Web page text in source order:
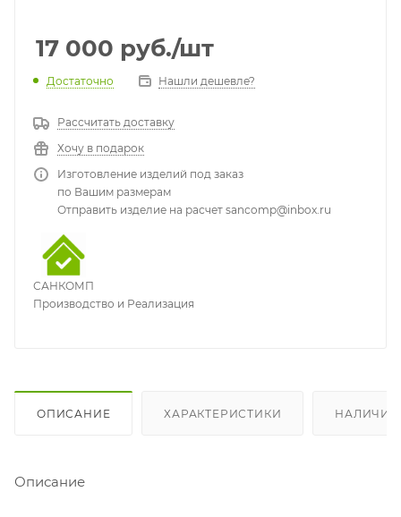
17 000 руб./шт
Достаточно Нашли дешевле?
Рассчитать доставку
Хочу в подарок
Изготовление изделий под заказ
по Вашим размерам
Отправить изделие на расчет sancomp@inbox.ru
САНКОМП
Производство и Реализация
ОПИСАНИЕ ХАРАКТЕРИСТИКИ НАЛИЧИЕ
Описание